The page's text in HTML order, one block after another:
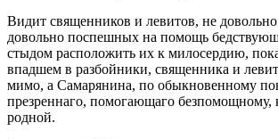
Видит священников и левитов, не
довольно поспешных на помощь
стыдом расположить их к милосердию,
впадшем в разбойники, священника и
мимо, а Самарянина, по обыкновенному
презреннаго, помогающаго безпомощному,
родной.